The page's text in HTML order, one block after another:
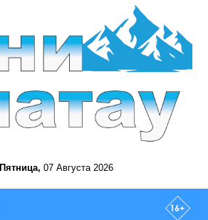
Пятница, 07 Августа 2026